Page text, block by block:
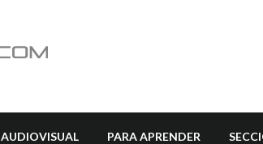
AUDIOVISUAL PARA APRENDER